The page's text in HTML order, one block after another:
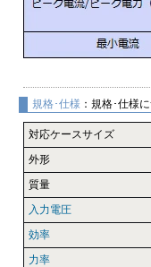
規格･仕様 ：規格･仕様
対応ケースサイズ
外形
質量
入力電圧
効率
力率